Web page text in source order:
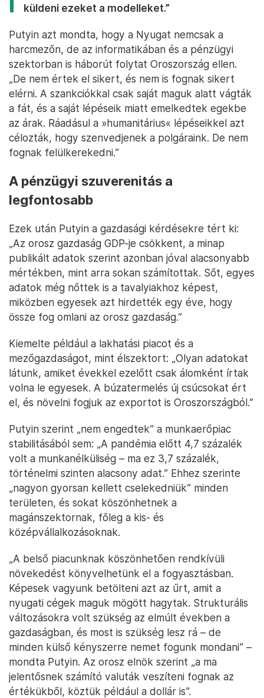
küldeni ezeket a modelleket.”
Putyin azt mondta, hogy a Nyugat nemcsak a
harcmezőn, de az informatikában és a pénzügyi
szektorban is háborút folytat Oroszország ellen.
„De nem értek el sikert, és nem is fognak sikert
elérni. A szankciókkal csak saját maguk alatt vágták
a fát, és a saját lépéseik miatt emelkedtek egekbe
az árak. Ráadásul a »humanitárius« lépéseikkel azt
célozták, hogy szenvedjenek a polgáraink. De nem
fognak felülkerekedni.”
A pénzügyi szuverenitás a
legfontosabb
Ezek után Putyin a gazdasági kérdésekre tért ki:
„Az orosz gazdaság GDP-je csökkent, a minap
publikált adatok szerint azonban jóval alacsonyabb
mértékben, mint arra sokan számítottak. Sőt, egyes
adatok még nőttek is a tavalyiakhoz képest,
miközben egyesek azt hirdették egy éve, hogy
össze fog omlani az orosz gazdaság.”
Kiemelte például a lakhatási piacot és a
mezőgazdaságot, mint élszektort: „Olyan adatokat
látunk, amiket évekkel ezelőtt csak álomként írtak
volna le egyesek. A búzatermelés új csúcsokat ért
el, és növelni fogjuk az exportot is Oroszországból.”
Putyin szerint „nem engedtek” a munkaerőpiac
stabilitásából sem: „A pandémia előtt 4,7 százalék
volt a munkanélküliség – ma ez 3,7 százalék,
történelmi szinten alacsony adat.” Ehhez szerinte
„nagyon gyorsan kellett cselekedniük” minden
területen, és sokat köszönhetnek a
magánszektornak, főleg a kis- és
középvállalkozásoknak.
„A belső piacunknak köszönhetően rendkívüli
növekedést könyvelhetünk el a fogyasztásban.
Képesek vagyunk betölteni azt az űrt, amit a
nyugati cégek maguk mögött hagytak. Strukturális
változásokra volt szükség az elmúlt években a
gazdaságban, és most is szükség lesz rá – de
minden külső kényszerre nemet fogunk mondani” –
mondta Putyin. Az orosz elnök szerint „a ma
jelentősnek számító valuták veszíteni fognak az
értékükből, köztük például a dollár is”.